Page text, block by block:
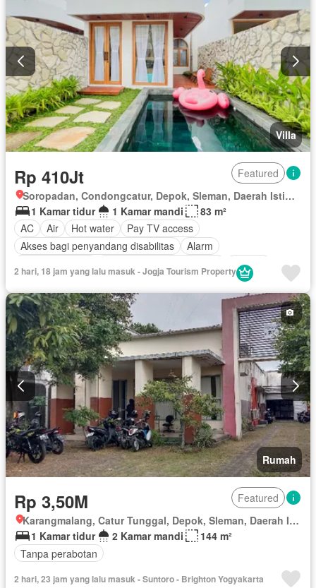
Villa
Rp 410Jt
Featured
Soropadan, Condongcatur, Depok, Sleman, Daerah Istimewa Yogyakarta
1 Kamar tidur
1 Kamar mandi
83 m²
AC
Air Hot water
Pay TV access
Akses bagi penyandang disabilitas
Alarm
Jacuzzi
Cctv Dapur lengkap Dapur terpadu
Gym
Interkom
Internet Keamanan
Keamanan 24 jam
Kolam renang
Lapangan tenis
Pramutamu
Lemari pakaian bawaan
Angkat Listrik
Fully fenced
Secure parking
Pemanasan
Pemandangan panorama
Rumah jaga
Sauna Spa Taman
Taman atap
Tangki air
Telephone Televisi Garasi
Panggang
Teras
Halaman Wifi Berperabot lengkap
2 hari, 18 jam yang lalu masuk - Jogja Tourism Property
Rumah
Rp 3,50M
Featured
Karangmalang, Catur Tunggal, Depok, Sleman, Daerah Istimewa Yogyakarta
1 Kamar tidur
2 Kamar mandi
144 m²
Tanpa perabotan
2 hari, 23 jam yang lalu masuk - Suntoro - Brighton Yogyakarta